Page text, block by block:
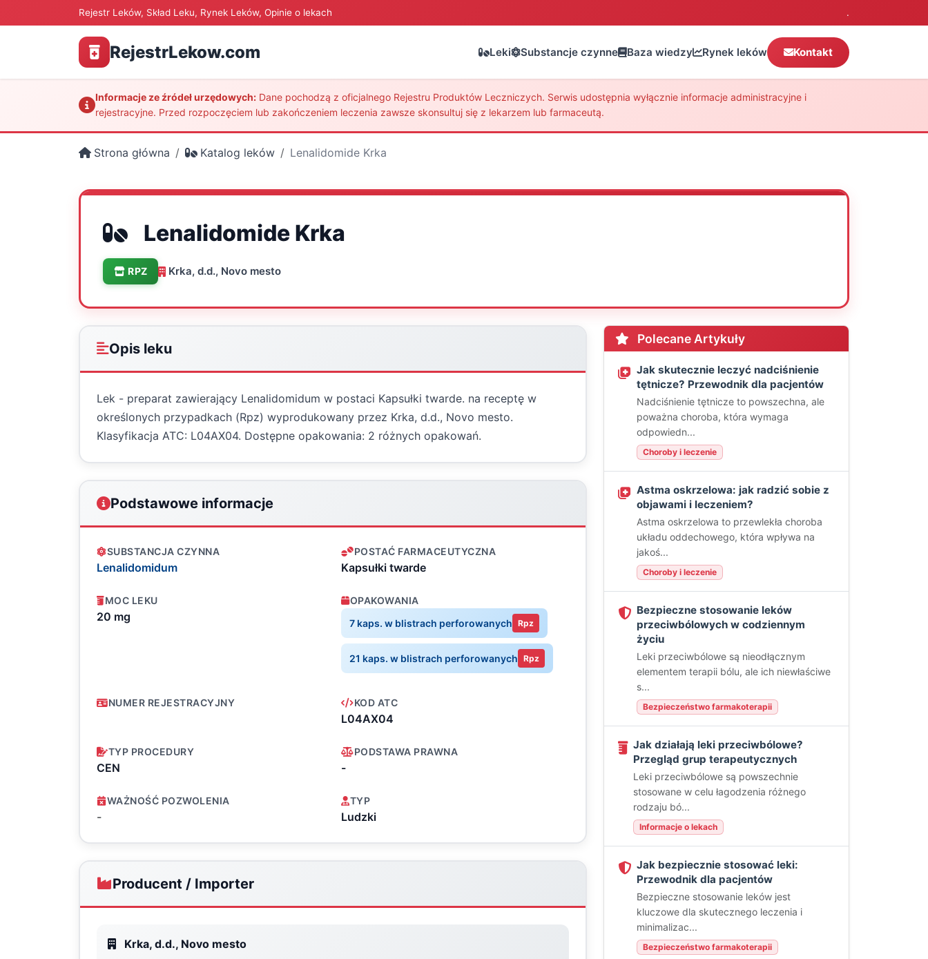
Rejestr Leków, Skład Leku, Rynek Leków, Opinie o lekach .
RejestrLekow.com Leki Substancje czynne Baza wiedzy Rynek leków Kontakt
Informacje ze źródeł urzędowych: Dane pochodzą z oficjalnego Rejestru Produktów Leczniczych. Serwis udostępnia wyłącznie informacje administracyjne i
rejestracyjne. Przed rozpoczęciem lub zakończeniem leczenia zawsze skonsultuj się z lekarzem lub farmaceutą.
Strona główna Katalog leków Lenalidomide Krka
Lenalidomide Krka
RPZ Krka, d.d., Novo mesto
Opis leku
Lek - preparat zawierający Lenalidomidum w postaci Kapsułki twarde. na receptę w
określonych przypadkach (Rpz) wyprodukowany przez Krka, d.d., Novo mesto.
Klasyfikacja ATC: L04AX04. Dostępne opakowania: 2 różnych opakowań.
Podstawowe informacje
SUBSTANCJA CZYNNA
Lenalidomidum
POSTAĆ FARMACEUTYCZNA
Kapsułki twarde
MOC LEKU
20 mg
OPAKOWANIA
7 kaps. w blistrach perforowanych Rpz
21 kaps. w blistrach perforowanych Rpz
NUMER REJESTRACYJNY KOD ATC
L04AX04
TYP PROCEDURY
CEN
PODSTAWA PRAWNA
-
WAŻNOŚĆ POZWOLENIA
-
TYP
Ludzki
Producent / Importer
Krka, d.d., Novo mesto
Polecane Artykuły
Jak skutecznie leczyć nadciśnienie
tętnicze? Przewodnik dla pacjentów
Nadciśnienie tętnicze to powszechna, ale
poważna choroba, która wymaga
odpowiedn...
Choroby i leczenie
Astma oskrzelowa: jak radzić sobie z
objawami i leczeniem?
Astma oskrzelowa to przewlekła choroba
układu oddechowego, która wpływa na
jakoś...
Choroby i leczenie
Bezpieczne stosowanie leków
przeciwbólowych w codziennym
życiu
Leki przeciwbólowe są nieodłącznym
elementem terapii bólu, ale ich niewłaściwe
s...
Bezpieczeństwo farmakoterapii
Jak działają leki przeciwbólowe?
Przegląd grup terapeutycznych
Leki przeciwbólowe są powszechnie
stosowane w celu łagodzenia różnego
rodzaju bó...
Informacje o lekach
Jak bezpiecznie stosować leki:
Przewodnik dla pacjentów
Bezpieczne stosowanie leków jest
kluczowe dla skutecznego leczenia i
minimalizac...
Bezpieczeństwo farmakoterapii